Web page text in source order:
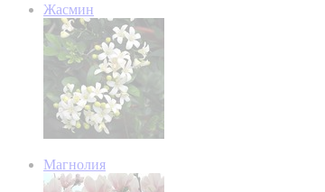
Жасмин
Магнолия